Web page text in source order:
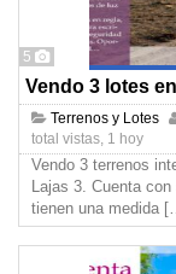
5
Vendo 3 lotes
Terrenos y Lotes
total vistas, 1 hoy
Vendo 3 terrenos
Lajas 3. Cuenta
tienen una medida